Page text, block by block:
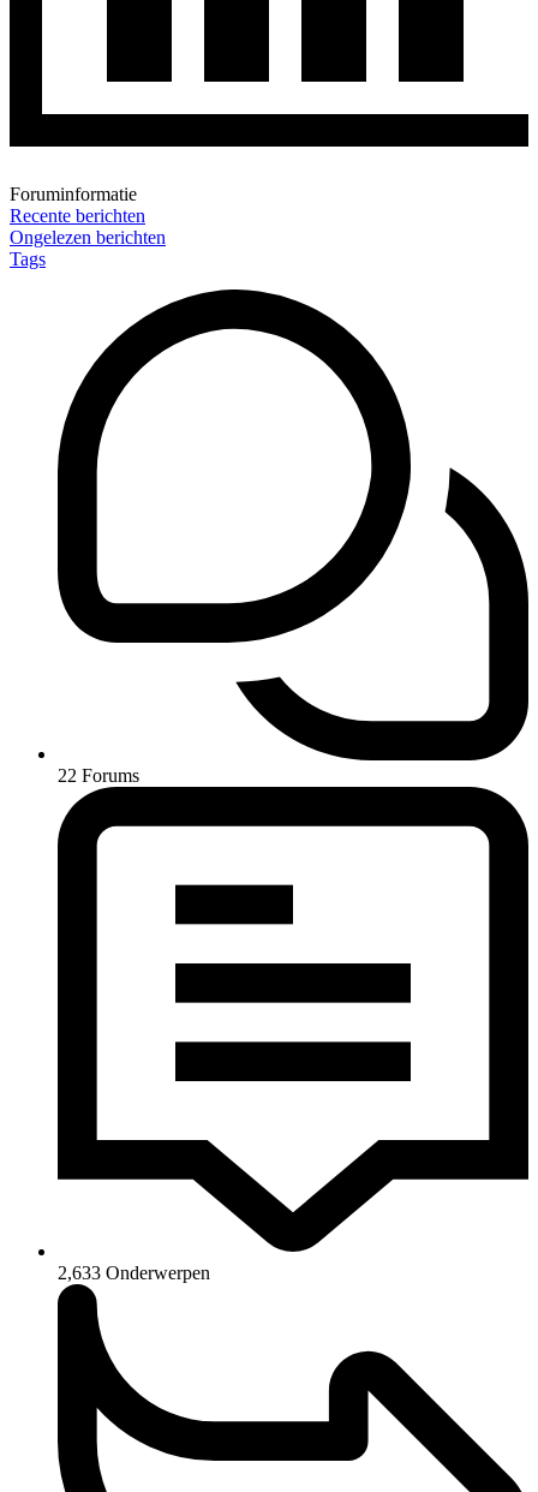
Foruminformatie
Recente berichten
Ongelezen berichten
Tags
22 Forums
2,633 Onderwerpen